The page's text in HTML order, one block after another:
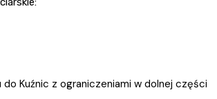
Kuźnic z ograniczeniami w dolnej części